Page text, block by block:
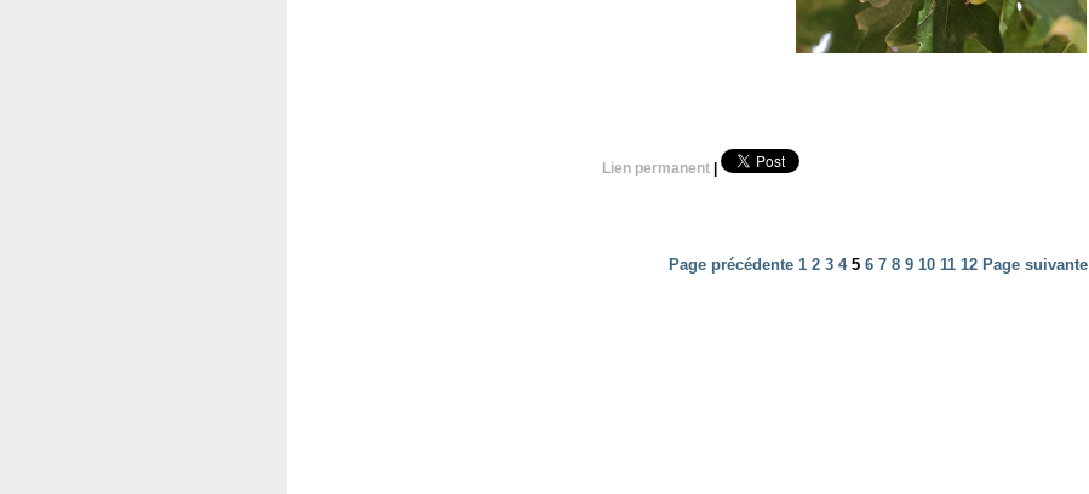
Lien permanent |
Page précédente 1 2 3 4 5 6 7 8 9 10 11 12 Page suivante